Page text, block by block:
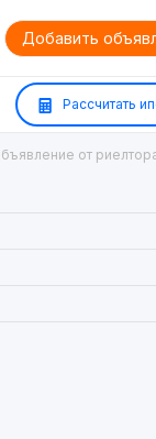
Добавить
Рассчитать
от